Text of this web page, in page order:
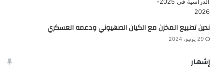
ندين تطبيع المخزن مع الكيان الصهيوني ودعمه العسكري
29 يونيو، 2024
إشهار